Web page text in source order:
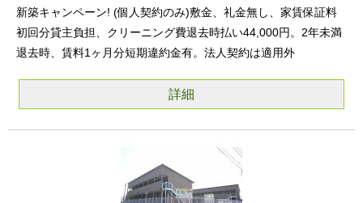
新築キャンペーン! (個人契約のみ)敷金、礼金無し、家賃保証料
初回分貸主負担、クリーニング費退去時払い44,000円。2年未満
退去時、賃料1ヶ月分短期違約金有。法人契約は適用外
詳細